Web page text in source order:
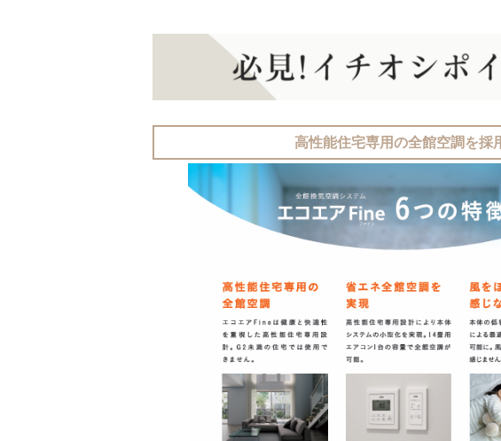
高性能住宅専用の全館空調を採